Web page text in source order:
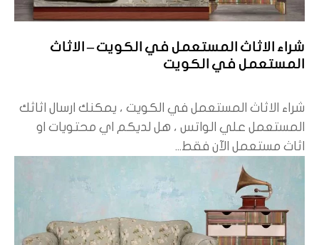
شراء الاثاث المستعمل في الكويت – الاثاث
المستعمل في الكويت
شراء الاثاث المستعمل في الكويت ، يمكنك ارسال اثاثك
المستعمل علي الواتس ، هل لديكم اي محتويات او
اثاث مستعمل الآن فقط...